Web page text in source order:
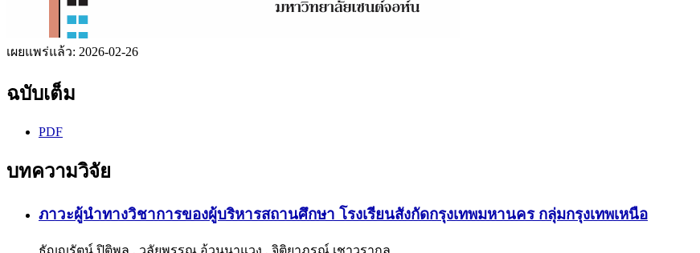
เผยแพร่แล้ว: 2026-02-26
ฉบับเต็ม
PDF
บทความวิจัย
ภาวะผู้นำทางวิชาการของผู้บริหารสถานศึกษา โรงเรียนสังกัดกรุงเทพมหานคร กลุ่มกรุงเทพเหนือ